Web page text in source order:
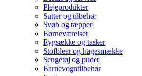
Plejeprodukter
Sutter og tilbehør
Svøb og tæpper
Børneværelset
Rygsække og tasker
Stofbleer og hagesmække
Sengetøj og puder
Barnevogntilbehør